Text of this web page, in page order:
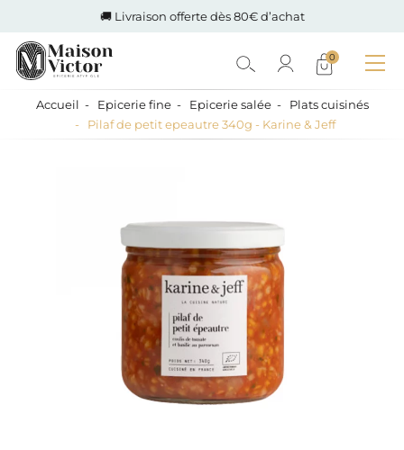
🚚 Livraison offerte dès 80€ d’achat
0
Accueil Epicerie fine Epicerie salée
Plats cuisinés
Pilaf de petit epeautre 340g - Karine & Jeff